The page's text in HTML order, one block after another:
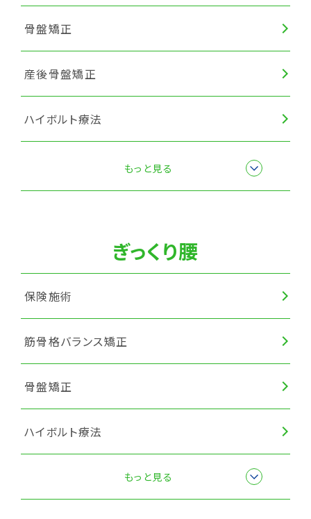
骨盤矯正
産後骨盤矯正
ハイボルト療法
もっと見る
ぎっくり腰
保険施術
筋骨格バランス矯正
骨盤矯正
ハイボルト療法
もっと見る